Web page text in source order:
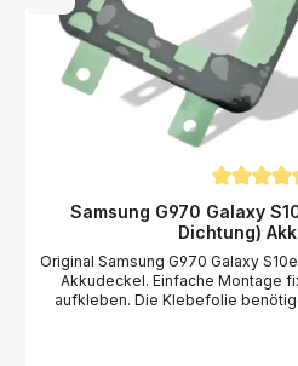
Samsung G970 Galaxy
Dichtung)
Original Samsung G970 Galaxy
Akkudeckel. Einfache Montage
aufkleben. Die Klebefolie